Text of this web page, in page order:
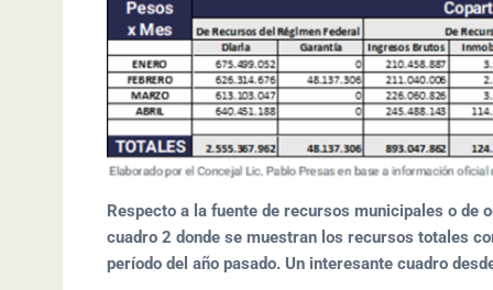
Respecto a la fuente de recursos municipales o de
cuadro 2 donde se muestran los recursos totales
período del año pasado. Un interesante cuadro